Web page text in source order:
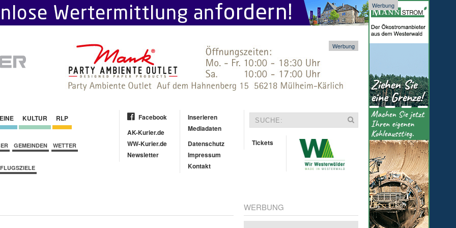
Werbung
Werbung
KULTUR RLP
GEMEINDEN WETTER
Facebook
AK-Kurier.de
WW-Kurier.de
Newsletter
Inserieren
Mediadaten
Datenschutz
Impressum
Kontakt
Tickets
WERBUNG